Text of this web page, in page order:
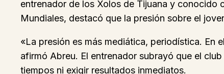
entrenador de los Xolos de Tijuana y conocido
Mundiales, destacó que la presión sobre el
«La presión es más mediática, periodística. En
afirmó Abreu. El entrenador subrayó que el
tiempos ni exigir resultados inmediatos.